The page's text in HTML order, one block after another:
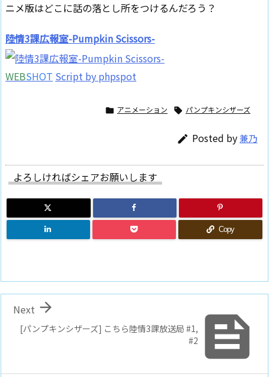
ニメ版はどこに話の落とし所をつけるんだろう？
陸情3課広報室-Pumpkin Scissors-
WEBSHOT Script by phpspot
 アニメーション  パンプキンシザーズ
 Posted by兼乃
よろしければシェアお願いします
Copy

[パンプキンシザーズ] こちら陸情3課放送局 #1,
#2

Next